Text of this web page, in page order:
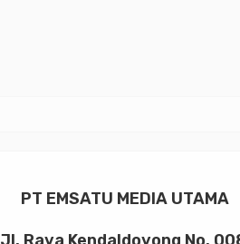
PT EMSATU MEDIA UTAMA